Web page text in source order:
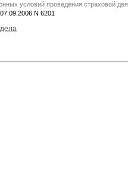
условий проведения страховой
N 6201